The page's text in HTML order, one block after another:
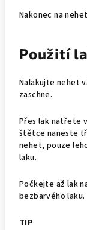
Nakonec na
Použití
Nalakujte nehet
zaschne.
Přes lak natřete
štětce naneste
nehet, pouze
laku.
Počkejte až lak
bezbarvého laku.
TIP